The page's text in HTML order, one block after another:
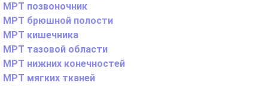
МРТ позвоночник
МРТ брюшной полости
МРТ кишечника
МРТ тазовой области
МРТ нижних конечностей
МРТ мягких тканей